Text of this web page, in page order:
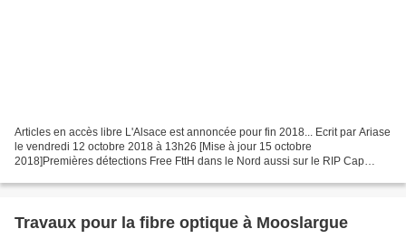
Articles en accès libre L'Alsace est annoncée pour fin 2018... Ecrit par Ariase
le vendredi 12 octobre 2018 à 13h26 [Mise à jour 15 octobre
2018]Premières détections Free FttH dans le Nord aussi sur le RIP Cap
Travaux pour la fibre optique à Mooslargue